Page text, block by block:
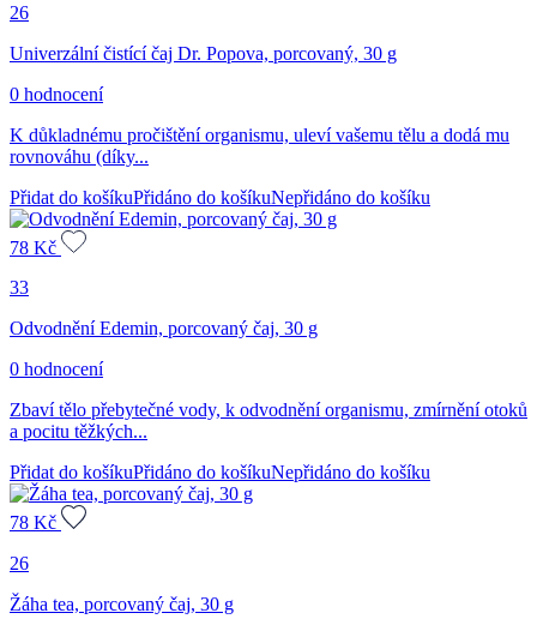
26
Univerzální čistící čaj Dr. Popova, porcovaný, 30 g
0 hodnocení
K důkladnému pročištění organismu, uleví vašemu tělu a dodá mu
rovnováhu (díky...
Přidat do košíkuPřidáno do košíkuNepřidáno do košíku
78 Kč
33
Odvodnění Edemin, porcovaný čaj, 30 g
0 hodnocení
Zbaví tělo přebytečné vody, k odvodnění organismu, zmírnění otoků
a pocitu těžkých...
Přidat do košíkuPřidáno do košíkuNepřidáno do košíku
78 Kč
26
Žáha tea, porcovaný čaj, 30 g